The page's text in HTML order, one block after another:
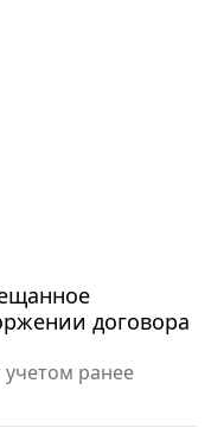
договора
ранее